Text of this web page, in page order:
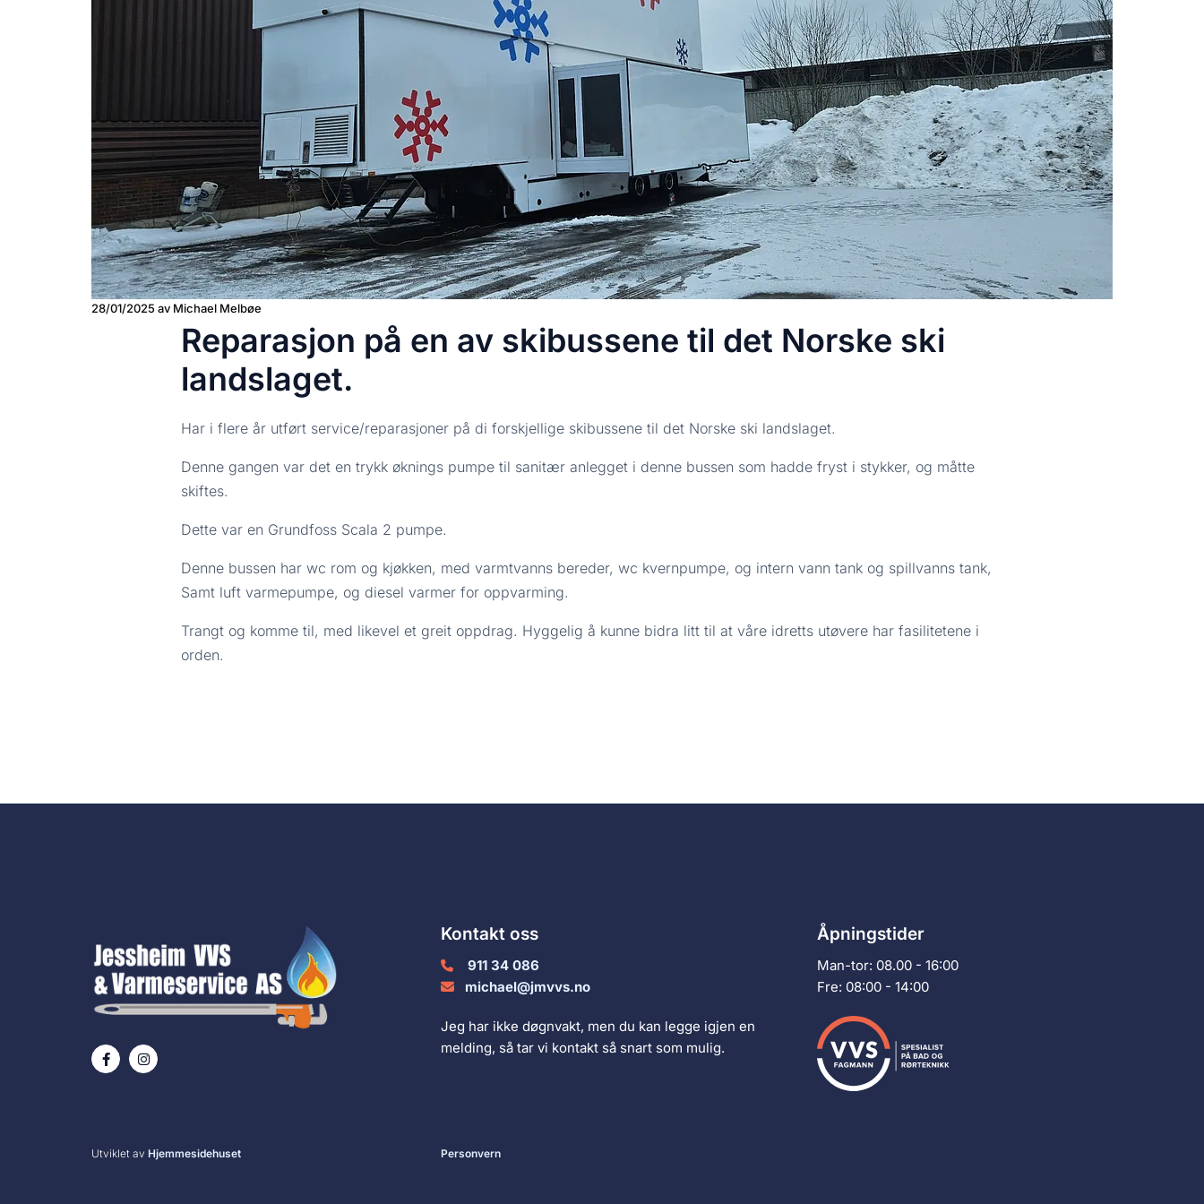
28/01/2025 av Michael Melbøe
Reparasjon på en av skibussene til det Norske ski
landslaget.
Har i flere år utført service/reparasjoner på di forskjellige skibussene til det Norske ski landslaget.
Denne gangen var det en trykk øknings pumpe til sanitær anlegget i denne bussen som hadde fryst i stykker, og måtte
skiftes.
Dette var en Grundfoss Scala 2 pumpe.
Denne bussen har wc rom og kjøkken, med varmtvanns bereder, wc kvernpumpe, og intern vann tank og spillvanns tank,
Samt luft varmepumpe, og diesel varmer for oppvarming.
Trangt og komme til, med likevel et greit oppdrag. Hyggelig å kunne bidra litt til at våre idretts utøvere har fasilitetene i
orden.
Kontakt oss
 911 34 086
 michael@jmvvs.no
Jeg har ikke døgnvakt, men du kan legge igjen en
melding, så tar vi kontakt så snart som mulig.
Åpningstider
Man-tor: 08.00 - 16:00
Fre: 08:00 - 14:00
Utviklet av Hjemmesidehuset Personvern